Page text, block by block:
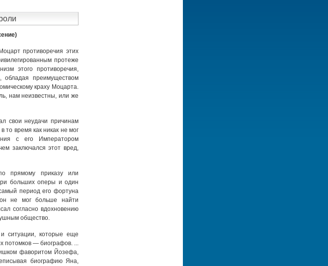
противоречия этих
протеже
этого противоречия,
обладая преимуществом
краху Моцарта.
нам неизвестны, или же
свои неудачи причинам
время как никак не мог
с его Императором
заключался этот вред,
прямому приказу или
больших оперы и один
период его фортуна
он не мог больше найти
согласно вдохновению
общество.
ситуации, которые еще
потомков — биографов. ...
фаворитом Йозефа,
биографию Яна,